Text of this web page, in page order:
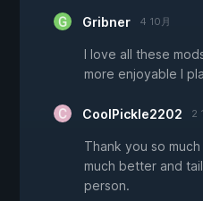
Gribner 4 10月
I love all these
more enjoyable I
CoolPickle2202 2
Thank you so
much better and
person.